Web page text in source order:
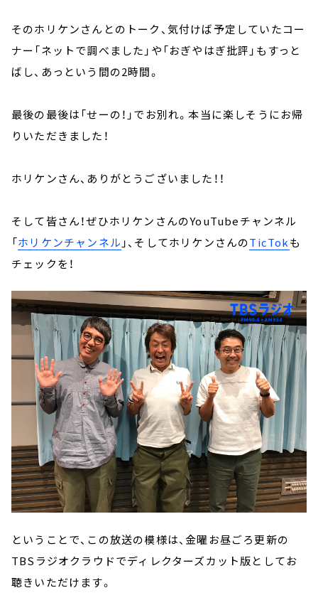
そのホリケンさんとのトーク、気付けば予定していたコー
ナー「ネットで調べました」や「おぎやはぎ批評」もすっと
ばし、あっという間の2時間。
最後の最後は「せーの！」でお別れ。本当に楽しそうにお帰
りいただきました！
ホリケンさん、ありがとうございました！！
そして皆さん！ぜひホリケンさんのYouTubeチャンネル
「ホリケンチャンネル 」、そしてホリケンさんのTicTokも
チェックを！
ということで、この放送の模様は、金曜お昼ごろ更新の
TBSラジオクラウドでディレクターズカット版としてお
聴きいただけます。